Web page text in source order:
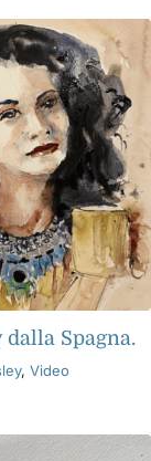
Spagna.
, Video